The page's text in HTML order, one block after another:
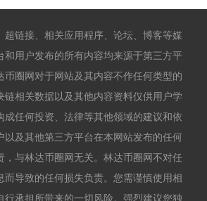
超链接、相关应用程序、论坛、博客等媒
和用户发布的所有内容均来源于第三方平
币圈网对于网站及其内容不作任何类型的
链相关数据以及其他内容资料仅供用户学
成任何投资、法律等其他领域的建议和依
以及其他第三方平台在本网站发布的任何
，与林达币圈网无关。林达币圈网不对任
而导致的任何损失负责。您需谨慎使用相
行承担所带来的一切风险。强烈建议您独